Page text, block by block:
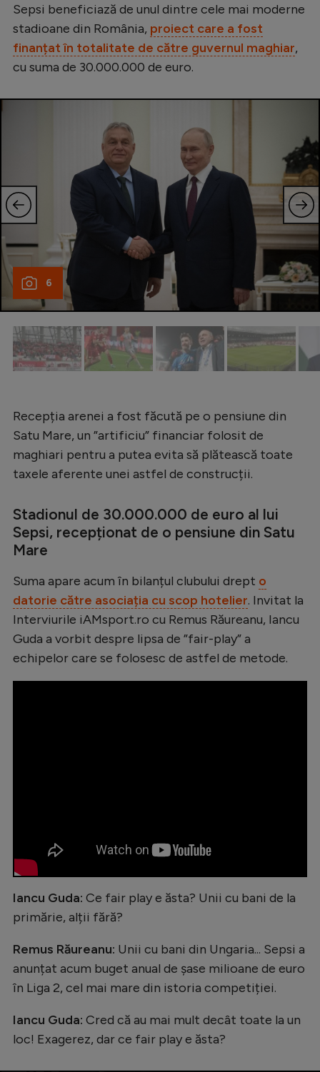
Ligue 1
Campionate
Starurile fotbalului
Clasamente
Handbal
Gimnastică
Auto
Alte sporturi
JO 2024
Intră în cont
Creează cont
Sepsi beneficiază de unul dintre cele mai moderne
stadioane din România, proiect care a fost
finanțat în totalitate de către guvernul maghiar,
cu suma de 30.000.000 de euro.
6
Recepția arenei a fost făcută pe o pensiune din
Satu Mare, un ”artificiu” financiar folosit de
maghiari pentru a putea evita să plătească toate
taxele aferente unei astfel de construcții.
Stadionul de 30.000.000 de euro al lui
Sepsi, recepționat de o pensiune din Satu
Mare
Suma apare acum în bilanțul clubului drept o
datorie către asociația cu scop hotelier. Invitat la
Interviurile iAMsport.ro cu Remus Răureanu, Iancu
Guda a vorbit despre lipsa de ”fair-play” a
echipelor care se folosesc de astfel de metode.
Iancu Guda: Ce fair play e ăsta? Unii cu bani de la
primărie, alții fără?
Remus Răureanu: Unii cu bani din Ungaria... Sepsi a
anunțat acum buget anual de șase milioane de euro
în Liga 2, cel mai mare din istoria competiției.
Iancu Guda: Cred că au mai mult decât toate la un
loc! Exagerez, dar ce fair play e ăsta?